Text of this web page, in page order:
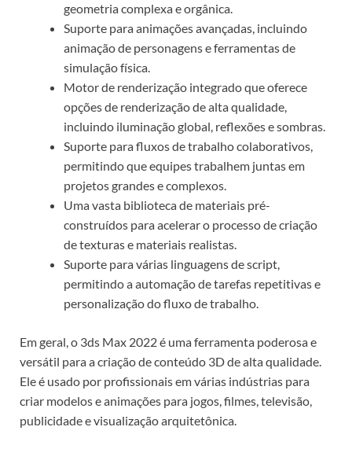
geometria complexa e orgânica.
Suporte para animações avançadas, incluindo
animação de personagens e ferramentas de
simulação física.
Motor de renderização integrado que oferece
opções de renderização de alta qualidade,
incluindo iluminação global, reflexões e sombras.
Suporte para fluxos de trabalho colaborativos,
permitindo que equipes trabalhem juntas em
projetos grandes e complexos.
Uma vasta biblioteca de materiais pré-
construídos para acelerar o processo de criação
de texturas e materiais realistas.
Suporte para várias linguagens de script,
permitindo a automação de tarefas repetitivas e
personalização do fluxo de trabalho.
Em geral, o 3ds Max 2022 é uma ferramenta poderosa e
versátil para a criação de conteúdo 3D de alta qualidade.
Ele é usado por profissionais em várias indústrias para
criar modelos e animações para jogos, filmes, televisão,
publicidade e visualização arquitetônica.